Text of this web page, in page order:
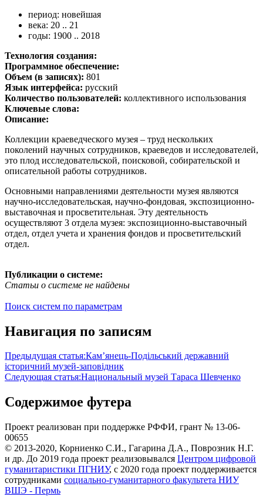
период: новейшая
века: 20 .. 21
годы: 1900 .. 2018
Технология создания:
Программное обеспечение:
Объем (в записях): 801
Язык интерфейса: русский
Количество пользователей: коллективного использования
Ключевые слова:
Описание:
Коллекции краеведческого музея – труд нескольких
поколений научных сотрудников, краеведов и исследователей,
это плод исследовательской, поисковой, собирательской и
описательной работы сотрудников.
Основными направлениями деятельности музея являются
научно-исследовательская, научно-фондовая, экспозиционно-
выставочная и просветительная. Эту деятельность
осуществляют 3 отдела музея: экспозиционно-выставочный
отдел, отдел учета и хранения фондов и просветительский
отдел.
Публикации о системе:
Статьи о системе не найдены
Поиск систем по параметрам
Навигация по записям
Предыдущая статья:Кам’янець-Подiльський державний
icторичний музей-заповiдник
Следующая статья:Национальный музей Тараса Шевченко
Содержимое футера
Проект реализован при поддержке РФФИ, грант № 13-06-
00655
© 2013-2020, Корниенко С.И., Гагарина Д.А., Поврозник Н.Г.
и др. До 2019 года проект реализовывался Центром цифровой
гуманитаристики ПГНИУ, с 2020 года проект поддерживается
сотрудниками социально-гуманитарного факультета НИУ
ВШЭ - Пермь